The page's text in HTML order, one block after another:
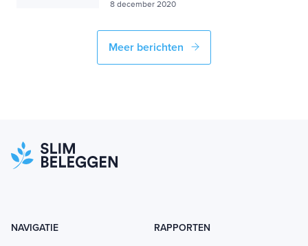
8 december 2020
Meer berichten
NAVIGATIE RAPPORTEN